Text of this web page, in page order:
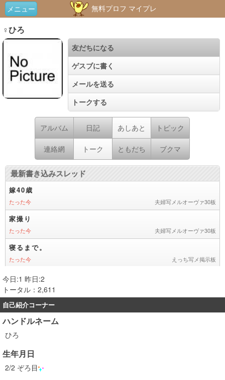
メニュー 無料プロフ マイプレ
♀ひろ
友だちになる
ゲスブに書く
メールを送る
トークする
アルバム 日記 あしあと トピック
連絡網 トーク ともだち ブクマ
今日:1 昨日:2
トータル：2,611
自己紹介コーナー
ハンドルネーム
ひろ
生年月日
2/2 ぞろ目